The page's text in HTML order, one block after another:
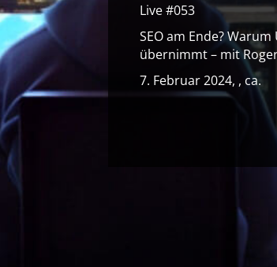
Live #053
SEO am Ende?
übernimmt – mit
7. Februar 2024, , ca.